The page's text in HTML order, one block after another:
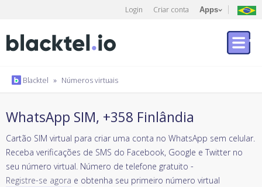
Login Criar conta Apps
Blacktel » Números virtuais
WhatsApp SIM, +358 Finlândia
Cartão SIM virtual para criar uma conta no WhatsApp sem celular.
Receba verificações de SMS do Facebook, Google e Twitter no
seu número virtual. Número de telefone gratuito -
Registre-se agora e obtenha seu primeiro número virtual